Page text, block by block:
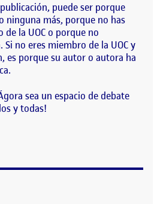
puede ser porque
ninguna más, porque no has
la UOC o porque no
Si no eres miembro de la UOC y
es porque su autor o autora ha
sea un espacio de debate
y todas!